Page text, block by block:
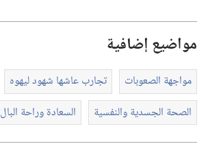
مواضيع إضافية
مواجهة الصعوبات
تجارب عاشها شهود ليهوه
الصحة الجسدية والنفسية
السعادة وراحة البال